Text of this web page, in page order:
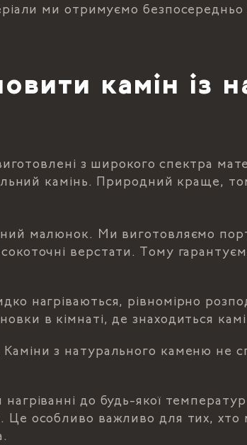
ми отримуємо безпосередньо
камін із
з широкого спектра
камінь. Природний краще,
малюнок. Ми виготовляємо
верстати. Тому
нагріваються, рівномірно
в кімнаті, де знаходиться
з натурального каменю не
до будь-якої
особливо важливо для тих, хто